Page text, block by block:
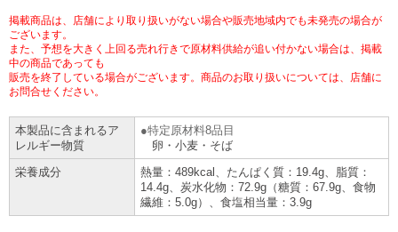
ニンテンドー・ダウンロードカード
スキャン
ファクス
チケット
セブン銀行ATM
ご利用可能なお支払い方法
各種料金のお支払い
チケットぴあ
イープラス
CNプレイガイド
タワーレコード
セブンネットショッピング
停電時のサービス停止のお知らせ
貸借対照表・損益計算書
沿革
国内店舗数
サステナビリティ推進体制
GREEN CHALLENGE 2050
4VISIONS
サステナビリティニュース
店舗検索
ネットショッピング
お問い合わせ
Language
English (Corporate)
English (Services)
掲載商品は、店舗により取り扱いがない場合や販売地域内でも未発売の場合が
ございます。
また、予想を大きく上回る売れ行きで原材料供給が追い付かない場合は、掲載
中の商品であっても
販売を終了している場合がございます。商品のお取り扱いについては、店舗に
お問合せください。
本製品に含まれるア
レルギー物質
特定原材料8品目
卵・小麦・そば
栄養成分
熱量：489kcal、たんぱく質：19.4g、脂質：
14.4g、炭水化物：72.9g（糖質：67.9g、食物
繊維：5.0g）、食塩相当量：3.9g